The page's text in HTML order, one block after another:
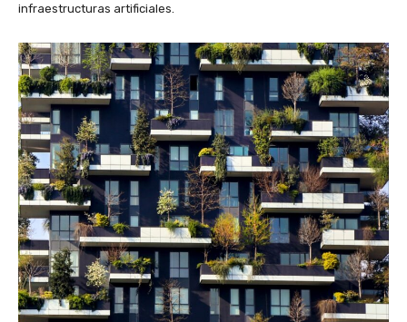
infraestructuras artificiales.